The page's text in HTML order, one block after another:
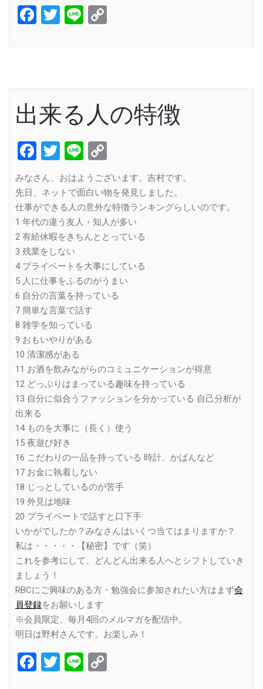
Facebook
Twitter
Line
出来る人の特徴
Facebook
Twitter
Line
Link
みなさん、おはようございます。吉村です。
先日、ネットで面白い物を発見しました。
仕事ができる人の意外な特徴ランキングらしいのです。
1 年代の違う友人・知人が多い
2 有給休暇をきちんととっている
3 残業をしない
4 プライベートを大事にしている
5 人に仕事をふるのがうまい
6 自分の言葉を持っている
7 簡単な言葉で話す
8 雑学を知っている
9 おもいやりがある
10 清潔感がある
11 お酒を飲みながらのコミュニケーションが得意
12 どっぷりはまっている趣味を持っている
13 自分に似合うファッションを分かっている 自己分析が
出来る
14 ものを大事に（長く）使う
15 夜遊び好き
16 こだわりの一品を持っている 時計、かばんなど
17 お金に執着しない
18 じっとしているのが苦手
19 外見は地味
20 プライベートで話すと口下手
いかがでしたか？みなさんはいくつ当てはまりますか？
私は・・・・・【秘密】です（笑）
これを参考にして、どんどん出来る人へとシフトしていき
ましょう！
RBCにご興味のある方・勉強会に参加されたい方はまず会
員登録をお願いします
※会員限定、毎月4回のメルマガを配信中。
明日は野村さんです。お楽しみ！
Facebook
Twitter
Line